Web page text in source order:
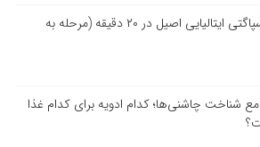
طرز تهیه اسپاگتی ایتالیایی اصیل در ۲۰ دقیقه (مرحله به
شناخت چاشنی‌ها؛ کدام ادویه برای کدام غذا